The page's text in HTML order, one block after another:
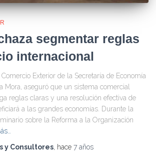
segmentar reglas
internacional
Comercio Exterior de la Secretaría de Economía
Mora, aseguró que un sistema comercial
reglas claras y una resolución efectiva de
a las grandes economías. Durante la
sobre la Reforma a la Organización
y Consultores, hace 7 años